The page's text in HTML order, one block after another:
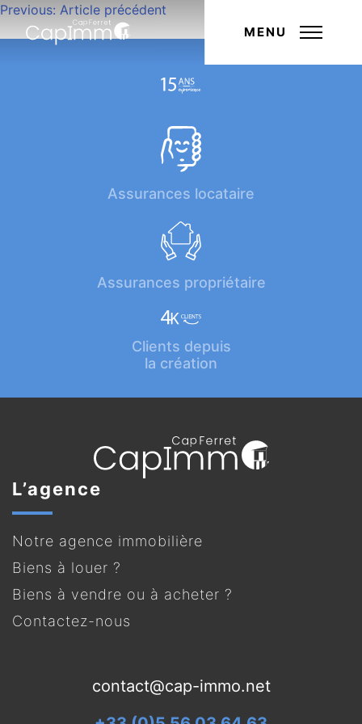
MENU
Navigation
de
Previous: Article précédent
Assurances locataire
Assurances propriétaire
Clients depuis
la création
L’agence
Notre agence immobilière
Biens à louer ?
Biens à vendre ou à acheter ?
Contactez-nous
contact@cap-immo.net